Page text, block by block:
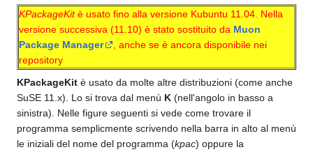
KPackageKitè usato fino alla versione Kubuntu 11.04. Nella
versione successiva (11.10) è stato sostituito da Muon
Package Manager
, anche se è ancora disponibile nei
repository
KPackageKit è usato da molte altre distribuzioni (come anche
SuSE 11.x). Lo si trova dal menù K (nell'angolo in basso a
sinistra). Nelle figure seguenti si vede come trovare il
programma semplicmente scrivendo nella barra in alto al menù
le iniziali del nome del programma (kpac) oppure la